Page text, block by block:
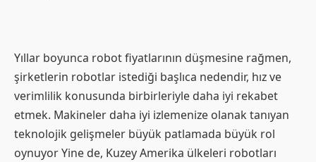
Yıllar boyunca robot fiyatlarının düşmesine rağmen,
şirketlerin robotlar istediği başlıca nedendir, hız ve
verimlilik konusunda birbirleriyle daha iyi rekabet
etmek. Makineler daha iyi izlemenize olanak tanıyan
teknolojik gelişmeler büyük patlamada büyük rol
oynuyor Yine de, Kuzey Amerika ülkeleri robotları